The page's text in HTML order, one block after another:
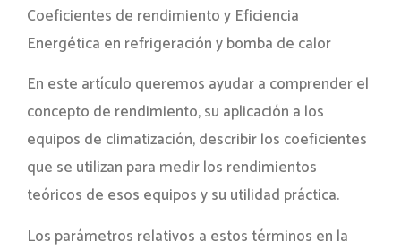
Coeficientes de rendimiento y Eficiencia
Energética en refrigeración y bomba de calor
En este artículo queremos ayudar a comprender el
concepto de rendimiento, su aplicación a los
equipos de climatización, describir los coeficientes
que se utilizan para medir los rendimientos
teóricos de esos equipos y su utilidad práctica.
Los parámetros relativos a estos términos en la